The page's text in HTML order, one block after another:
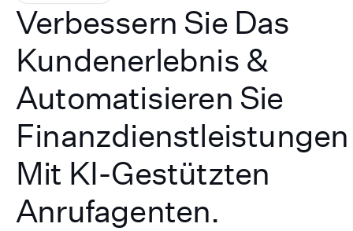
Verbessern Sie Das
Kundenerlebnis &
Automatisieren Sie
Finanzdienstleistungen
Mit KI-Gestützten
Anrufagenten.